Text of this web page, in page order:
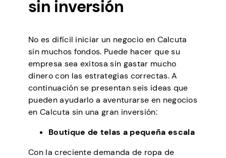
sin inversión
No es difícil iniciar un negocio en Calcuta
sin muchos fondos. Puede hacer que su
empresa sea exitosa sin gastar mucho
dinero con las estrategias correctas. A
continuación se presentan seis ideas que
pueden ayudarlo a aventurarse en negocios
en Calcuta sin una gran inversión:
Boutique de telas a pequeña escala
Con la creciente demanda de ropa de